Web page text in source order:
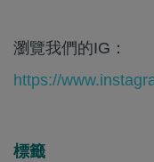
瀏覽我們的IG：
https://
標籤